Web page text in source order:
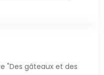
"Des gâteaux et des